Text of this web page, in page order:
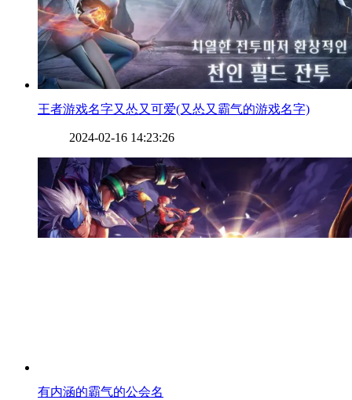
​王者游戏名字又怂又可爱(又怂又霸气的游戏名字)
2024-02-16 14:23:26
​有内涵的霸气的公会名